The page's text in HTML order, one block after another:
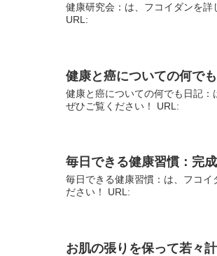
健康研究会：は、フコイダンを詳
URL:
健康と癌についての何で
健康と癌についての何でも日記
ぜひご覧ください！ URL:
毎日できる健康習慣：完
毎日できる健康習慣：は、フコ
ださい！ URL:
お肌の張りを保って若々